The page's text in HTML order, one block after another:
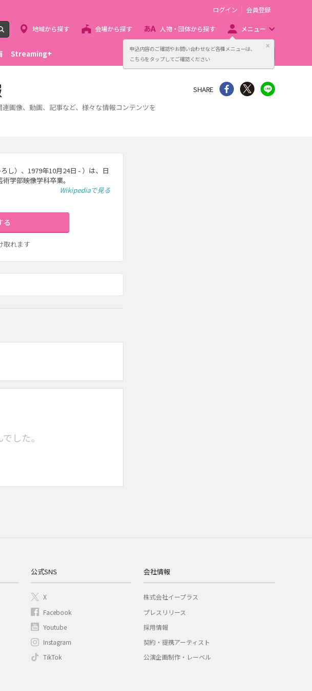
申込内容のご確認やお問い合わせなど各種メニューは、
こちらをタップしてご確認ください
閉じる
検索
ログイン 会員登録
地域から探す 会場から探す 人物・団体から探す メニュー
Streaming+ 主催者向け販売サービス
画像、動画、記事など、様々な情報コンテンツを
SHARE シェア Twitter
し）、1979年10月24日 - ）は、日
学部映像学科卒業。
Wikipediaで見る
る
取れます
した。
公式SNS
X
Facebook
Youtube
Instagram
TikTok
会社情報
株式会社イープラス
プレスリリース
採用情報
契約・提携アーティスト
公演企画制作・レーベル